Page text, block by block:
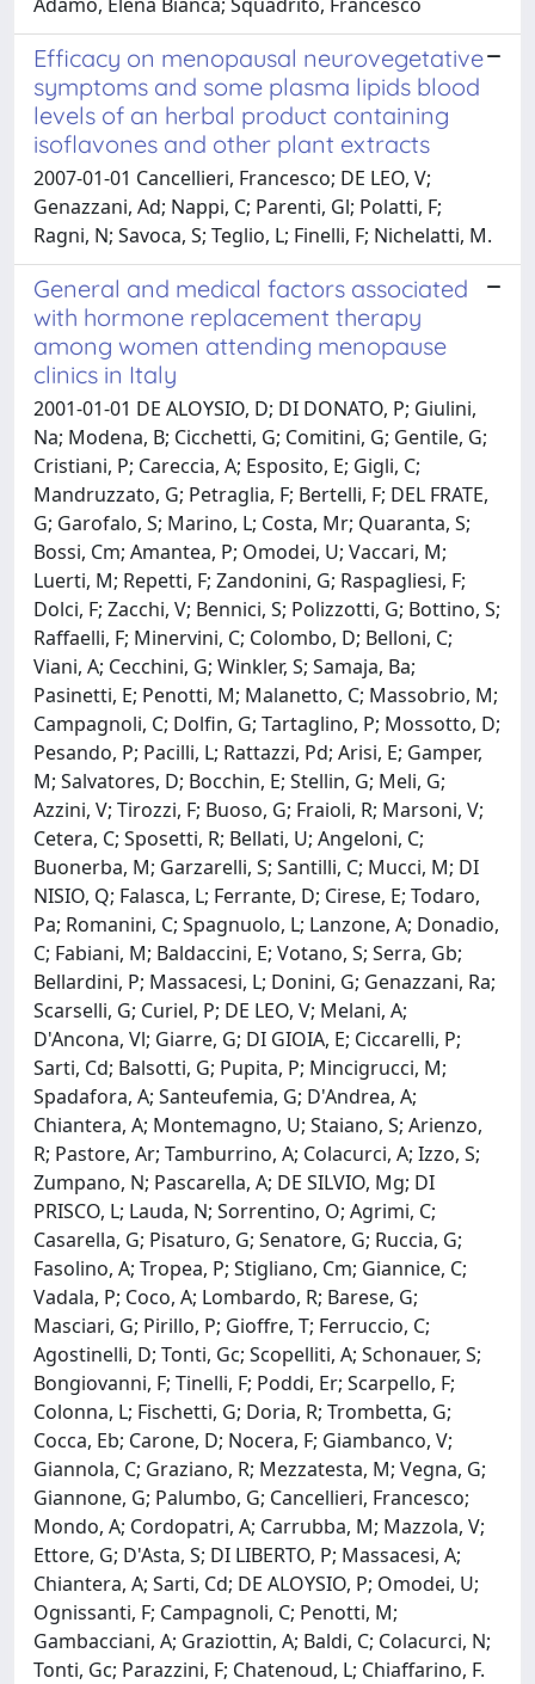
Efficacy on menopausal neurovegetative
symptoms and some plasma lipids blood
levels of an herbal product containing
isoflavones and other plant extracts
2007-01-01 Cancellieri, Francesco; DE LEO, V;
Genazzani, Ad; Nappi, C; Parenti, Gl; Polatti, F;
Ragni, N; Savoca, S; Teglio, L; Finelli, F; Nichelatti, M.
General and medical factors associated
with hormone replacement therapy
among women attending menopause
clinics in Italy
2001-01-01 DE ALOYSIO, D; DI DONATO, P; Giulini,
Na; Modena, B; Cicchetti, G; Comitini, G; Gentile, G;
Cristiani, P; Careccia, A; Esposito, E; Gigli, C;
Mandruzzato, G; Petraglia, F; Bertelli, F; DEL FRATE,
G; Garofalo, S; Marino, L; Costa, Mr; Quaranta, S;
Bossi, Cm; Amantea, P; Omodei, U; Vaccari, M;
Luerti, M; Repetti, F; Zandonini, G; Raspagliesi, F;
Dolci, F; Zacchi, V; Bennici, S; Polizzotti, G; Bottino, S;
Raffaelli, F; Minervini, C; Colombo, D; Belloni, C;
Viani, A; Cecchini, G; Winkler, S; Samaja, Ba;
Pasinetti, E; Penotti, M; Malanetto, C; Massobrio, M;
Campagnoli, C; Dolfin, G; Tartaglino, P; Mossotto, D;
Pesando, P; Pacilli, L; Rattazzi, Pd; Arisi, E; Gamper,
M; Salvatores, D; Bocchin, E; Stellin, G; Meli, G;
Azzini, V; Tirozzi, F; Buoso, G; Fraioli, R; Marsoni, V;
Cetera, C; Sposetti, R; Bellati, U; Angeloni, C;
Buonerba, M; Garzarelli, S; Santilli, C; Mucci, M; DI
NISIO, Q; Falasca, L; Ferrante, D; Cirese, E; Todaro,
Pa; Romanini, C; Spagnuolo, L; Lanzone, A; Donadio,
C; Fabiani, M; Baldaccini, E; Votano, S; Serra, Gb;
Bellardini, P; Massacesi, L; Donini, G; Genazzani, Ra;
Scarselli, G; Curiel, P; DE LEO, V; Melani, A;
D'Ancona, Vl; Giarre, G; DI GIOIA, E; Ciccarelli, P;
Sarti, Cd; Balsotti, G; Pupita, P; Mincigrucci, M;
Spadafora, A; Santeufemia, G; D'Andrea, A;
Chiantera, A; Montemagno, U; Staiano, S; Arienzo,
R; Pastore, Ar; Tamburrino, A; Colacurci, A; Izzo, S;
Zumpano, N; Pascarella, A; DE SILVIO, Mg; DI
PRISCO, L; Lauda, N; Sorrentino, O; Agrimi, C;
Casarella, G; Pisaturo, G; Senatore, G; Ruccia, G;
Fasolino, A; Tropea, P; Stigliano, Cm; Giannice, C;
Vadala, P; Coco, A; Lombardo, R; Barese, G;
Masciari, G; Pirillo, P; Gioffre, T; Ferruccio, C;
Agostinelli, D; Tonti, Gc; Scopelliti, A; Schonauer, S;
Bongiovanni, F; Tinelli, F; Poddi, Er; Scarpello, F;
Colonna, L; Fischetti, G; Doria, R; Trombetta, G;
Cocca, Eb; Carone, D; Nocera, F; Giambanco, V;
Giannola, C; Graziano, R; Mezzatesta, M; Vegna, G;
Giannone, G; Palumbo, G; Cancellieri, Francesco;
Mondo, A; Cordopatri, A; Carrubba, M; Mazzola, V;
Ettore, G; D'Asta, S; DI LIBERTO, P; Massacesi, A;
Chiantera, A; Sarti, Cd; DE ALOYSIO, P; Omodei, U;
Ognissanti, F; Campagnoli, C; Penotti, M;
Gambacciani, A; Graziottin, A; Baldi, C; Colacurci, N;
Tonti, Gc; Parazzini, F; Chatenoud, L; Chiaffarino, F.